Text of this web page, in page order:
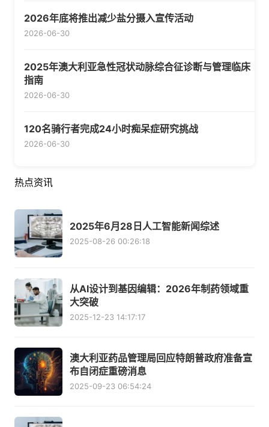
2026年底将推出减少盐分摄入宣传活动
2026-06-30
2025年澳大利亚急性冠状动脉综合征诊断与管理临床
指南
2026-06-30
120名骑行者完成24小时痴呆症研究挑战
2026-06-30
热点资讯
2025年6月28日人工智能新闻综述
2025-08-26 00:26:18
从AI设计到基因编辑：2026年制药领域重
大突破
2025-12-23 14:17:17
澳大利亚药品管理局回应特朗普政府准备宣
布自闭症重磅消息
2025-09-23 06:54:24